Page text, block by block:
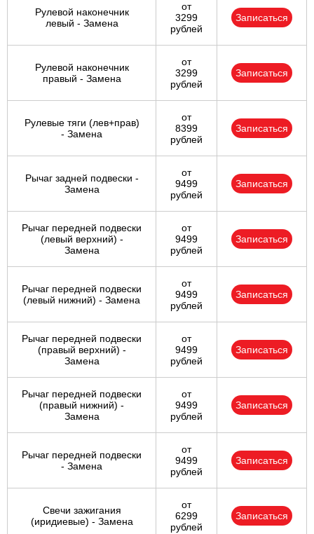
Рулевой наконечник
левый - Замена
от
3299
рублей
Записаться
Рулевой наконечник
правый - Замена
от
3299
рублей
Записаться
Рулевые тяги (лев+прав)
- Замена
от
8399
рублей
Записаться
Рычаг задней подвески -
Замена
от
9499
рублей
Записаться
Рычаг передней подвески
(левый верхний) -
Замена
от
9499
рублей
Записаться
Рычаг передней подвески
(левый нижний) - Замена
от
9499
рублей
Записаться
Рычаг передней подвески
(правый верхний) -
Замена
от
9499
рублей
Записаться
Рычаг передней подвески
(правый нижний) -
Замена
от
9499
рублей
Записаться
Рычаг передней подвески
- Замена
от
9499
рублей
Записаться
Свечи зажигания
(иридиевые) - Замена
от
6299
рублей
Записаться